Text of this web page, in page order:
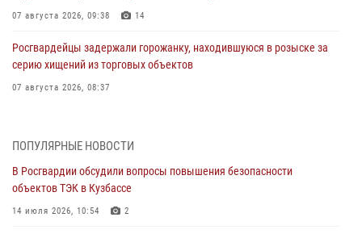
07 августа 2026, 09:38 14
Росгвардейцы задержали горожанку, находившуюся в розыске за
серию хищений из торговых объектов
07 августа 2026, 08:37
Росгвардейцы обеспечили безопасность «Поезда Победы» в
Кузбассе
ПОПУЛЯРНЫЕ НОВОСТИ
В Росгвардии обсудили вопросы повышения безопасности
объектов ТЭК в Кузбассе
14 июля 2026, 10:54 2